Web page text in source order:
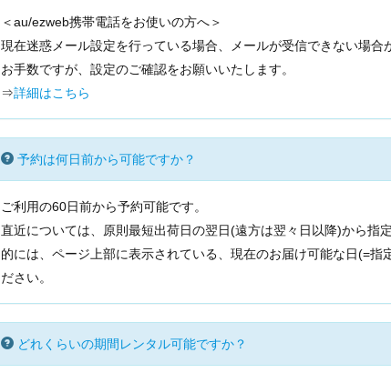
＜au/ezweb携帯電話をお使いの方へ＞
現在迷惑メール設定を行っている場合、メールが受信できない場合
お手数ですが、設定のご確認をお願いいたします。
⇒詳細はこちら
予約は何日前から可能ですか？
ご利用の60日前から予約可能です。
直近については、原則最短出荷日の翌日(遠方は翌々日以降)から指
的には、ページ上部に表示されている、現在のお届け可能な日(=指
ださい。
どれくらいの期間レンタル可能ですか？